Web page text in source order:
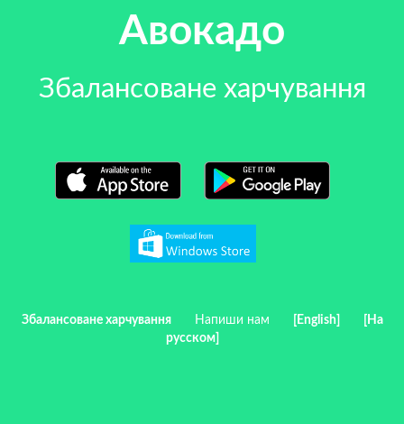
Авокадо
Збалансоване харчування
Збалансоване харчування Напиши нам [English]
[На
русском]